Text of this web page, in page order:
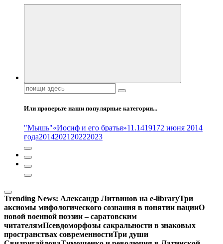
Поиск:
Или проверьте наши популярные категории...
"Мышь"«Иосиф и его братья»11.1419172 июня 2014
года20142021 20222023
Trending News: Александр Литвинов на e-libraryТри
аксиомы мифологического сознания в понятии нацииО
новой военной поэзии – саратовским
читателямПсевдоморфозы сакральности в знаковых
пространствах современностиТри души